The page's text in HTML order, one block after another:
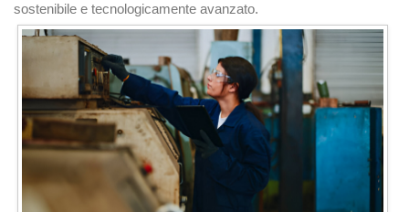
sostenibile e tecnologicamente avanzato.